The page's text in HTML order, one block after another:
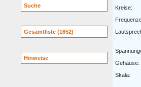
Suche
Gesamtliste (1652)
Hinweise
Kreise:
Gehäuse:
Skala: